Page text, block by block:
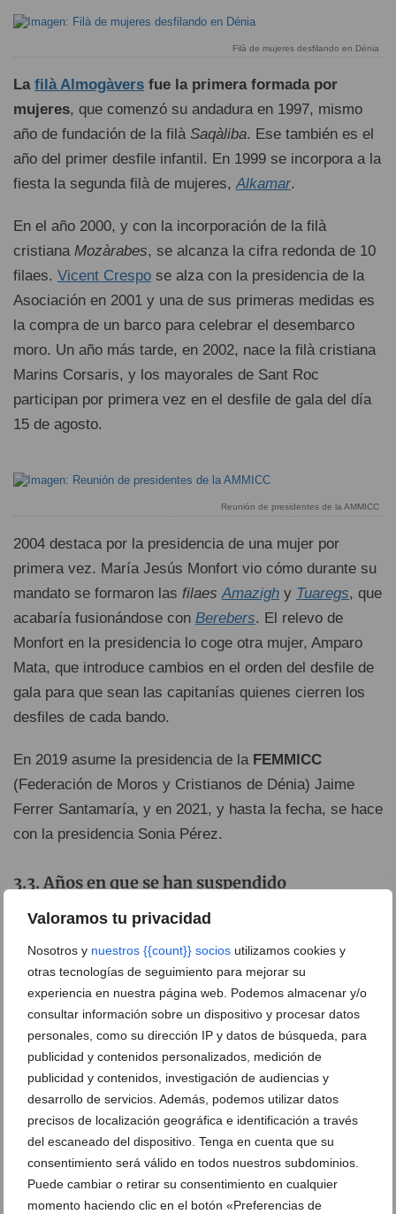
Valoramos tu privacidad
Nosotros y nuestros {{count}} socios utilizamos cookies y
otras tecnologías de seguimiento para mejorar su
experiencia en nuestra página web. Podemos almacenar y/o
consultar información sobre un dispositivo y procesar datos
personales, como su dirección IP y datos de búsqueda, para
publicidad y contenidos personalizados, medición de
publicidad y contenidos, investigación de audiencias y
desarrollo de servicios. Además, podemos utilizar datos
precisos de localización geográfica e identificación a través
del escaneado del dispositivo. Tenga en cuenta que su
consentimiento será válido en todos nuestros subdominios.
Puede cambiar o retirar su consentimiento en cualquier
momento haciendo clic en el botón «Preferencias de
Filà de mujeres desfilando en Dénia
La filà Almogàvers fue la primera formada por
mujeres, que comenzó su andadura en 1997, mismo
año de fundación de la filà Saqàliba. Ese también es el
año del primer desfile infantil. En 1999 se incorpora a la
fiesta la segunda filà de mujeres,Alkamar.
En el año 2000, y con la incorporación de la filà
cristiana Mozàrabes, se alcanza la cifra redonda de 10
filaes. Vicent Crespo se alza con la presidencia de la
Asociación en 2001 y una de sus primeras medidas es
la compra de un barco para celebrar el desembarco
moro. Un año más tarde, en 2002, nace la filà cristiana
Marins Corsaris, y los mayorales de Sant Roc
participan por primera vez en el desfile de gala del día
15 de agosto.
Reunión de presidentes de la AMMICC
2004 destaca por la presidencia de una mujer por
primera vez. María Jesús Monfort vio cómo durante su
mandato se formaron las filaes Amazigh y Tuaregs, que
acabaría fusionándose con Berebers. El relevo de
Monfort en la presidencia lo coge otra mujer, Amparo
Mata, que introduce cambios en el orden del desfile de
gala para que sean las capitanías quienes cierren los
desfiles de cada bando.
En 2019 asume la presidencia de la FEMMICC
(Federación de Moros y Cristianos de Dénia) Jaime
Ferrer Santamaría, y en 2021, y hasta la fecha, se hace
con la presidencia Sonia Pérez.
Años en que se han suspendido
1999 destacó por ser un año en el que la fiesta no pudo
celebrarse por completo. Un terrible incendio en
Montgódeclarado el 15 de agosto obligó a tomar la
decisión de suspender el desfile de gala. Tras la
extinción del fuego, el 16 de agosto se retoma
parcialmente el programa y se celebra el desfile de gala
con los medios disponibles.
En 2020 y 2021 la fiestafue suspendidadebido a la
crisis sanitaria del coronavirus.
Fiesta de Interés Turístico Autonómico